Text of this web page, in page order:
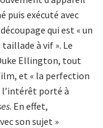
puis exécuté avec
qui est « un
à vif ». Le
Ellington, tout
et « la perfection
l’intérêt porté à
. En effet,
son sujet »